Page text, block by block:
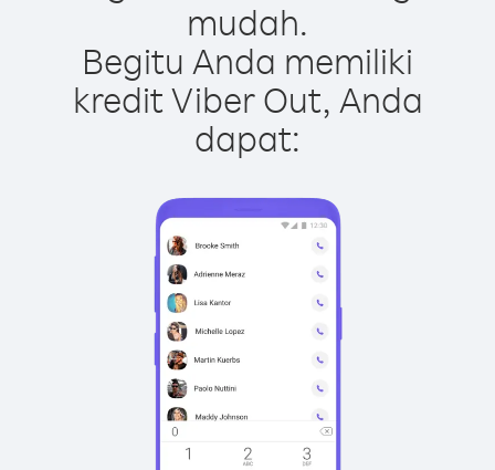
mudah.
Begitu Anda memiliki
kredit Viber Out, Anda
dapat: